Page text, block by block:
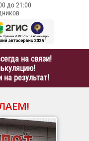
до 21:00
на связи!
результат!